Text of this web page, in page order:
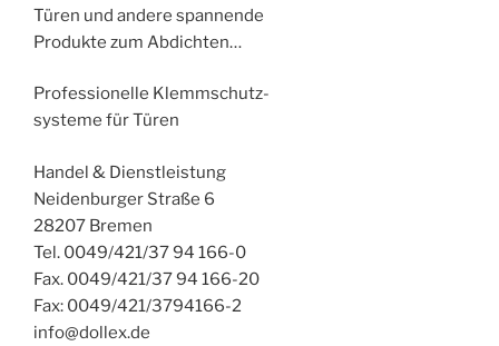
Türen und andere spannende
Produkte zum Abdichten…
Professionelle Klemmschutz-
systeme für Türen
Handel & Dienstleistung
Neidenburger Straße 6
28207 Bremen
Tel. 0049/421/37 94 166-0
Fax. 0049/421/37 94 166-20
Fax: 0049/421/3794166-2
info@dollex.de